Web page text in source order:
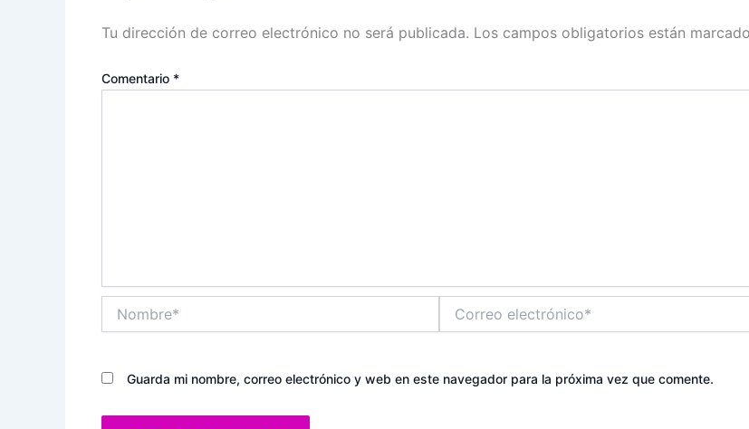
Tu dirección de correo electrónico no será publicada. Los campos obligatorios están
Comentario *
electrónico*
Guarda mi nombre, correo electrónico y web en este navegador para la próxima vez que comente.